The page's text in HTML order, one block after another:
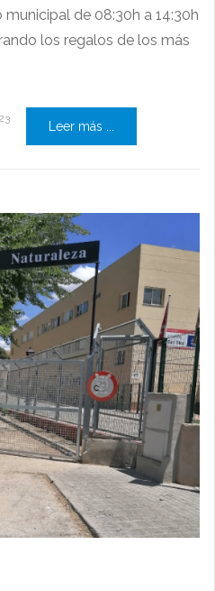
de 08:30h a 14:30h
los regalos de los más
Leer más ...